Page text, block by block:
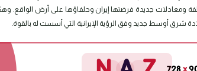
ومعادلات جديدة فرضتها إيران وحلفاؤها على أرض الواقع.
شرق أوسط جديد وفق الرؤية الإيرانية التي أسست له بالقوة.